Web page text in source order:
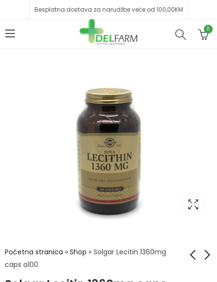
Besplatna dostava za narudžbe veće od 100,00KM
0
Početna stranica » Shop » Solgar Lecitin 1360mg
caps a100